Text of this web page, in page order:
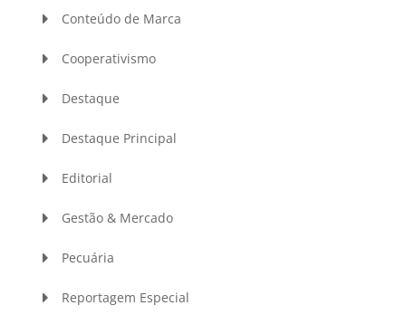
Conteúdo de Marca
Cooperativismo
Destaque
Destaque Principal
Editorial
Gestão & Mercado
Pecuária
Reportagem Especial